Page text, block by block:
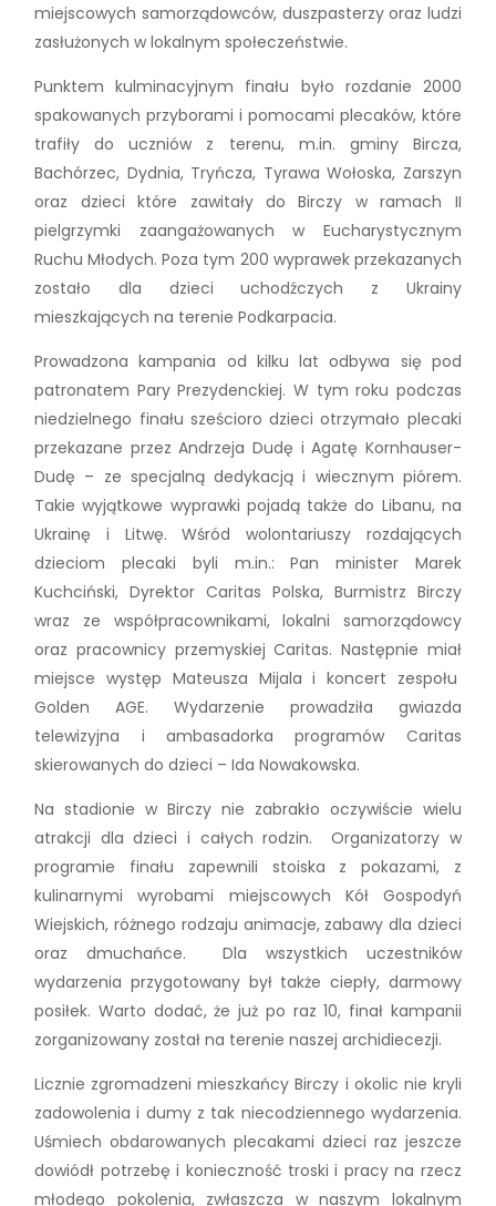
miejscowych samorządowców, duszpasterzy oraz ludzi
zasłużonych w lokalnym społeczeństwie.
Punktem kulminacyjnym finału było rozdanie 2000
spakowanych przyborami i pomocami plecaków, które
trafiły do uczniów z terenu, m.in. gminy Bircza,
Bachórzec, Dydnia, Tryńcza, Tyrawa Wołoska, Zarszyn
oraz dzieci które zawitały do Birczy w ramach II
pielgrzymki zaangażowanych w Eucharystycznym
Ruchu Młodych. Poza tym 200 wyprawek przekazanych
zostało dla dzieci uchodźczych z Ukrainy
mieszkających na terenie Podkarpacia.
Prowadzona kampania od kilku lat odbywa się pod
patronatem Pary Prezydenckiej. W tym roku podczas
niedzielnego finału sześcioro dzieci otrzymało plecaki
przekazane przez Andrzeja Dudę i Agatę Kornhauser-
Dudę – ze specjalną dedykacją i wiecznym piórem.
Takie wyjątkowe wyprawki pojadą także do Libanu, na
Ukrainę i Litwę. Wśród wolontariuszy rozdających
dzieciom plecaki byli m.in.: Pan minister Marek
Kuchciński, Dyrektor Caritas Polska, Burmistrz Birczy
wraz ze współpracownikami, lokalni samorządowcy
oraz pracownicy przemyskiej Caritas. Następnie miał
miejsce występ Mateusza Mijala i koncert zespołu
Golden AGE. Wydarzenie prowadziła gwiazda
telewizyjna i ambasadorka programów Caritas
skierowanych do dzieci – Ida Nowakowska.
Na stadionie w Birczy nie zabrakło oczywiście wielu
atrakcji dla dzieci i całych rodzin. Organizatorzy w
programie finału zapewnili stoiska z pokazami, z
kulinarnymi wyrobami miejscowych Kół Gospodyń
Wiejskich, różnego rodzaju animacje, zabawy dla dzieci
oraz dmuchańce. Dla wszystkich uczestników
wydarzenia przygotowany był także ciepły, darmowy
posiłek. Warto dodać, że już po raz 10, finał kampanii
zorganizowany został na terenie naszej archidiecezji.
Licznie zgromadzeni mieszkańcy Birczy i okolic nie kryli
zadowolenia i dumy z tak niecodziennego wydarzenia.
Uśmiech obdarowanych plecakami dzieci raz jeszcze
dowiódł potrzebę i konieczność troski i pracy na rzecz
młodego pokolenia, zwłaszcza w naszym lokalnym